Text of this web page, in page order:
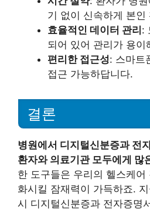
기 없이 신속하게 본
효율적인 데이터 관리 :
되어 있어 관리가 용이
편리한 접근성: 스마트
접근 가능하답니다.
결론
병원에서 디지털신분증과 전
환자와 의료기관 모두에게 많
한 도구들은 우리의 헬스케어
화시킬 잠재력이 가득하죠.
시 디지털신분증과 전자증명